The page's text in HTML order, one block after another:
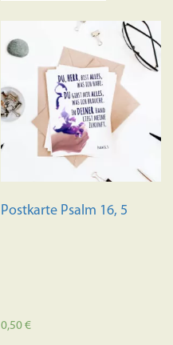
Postkarte Psalm 16, 5
0,50€